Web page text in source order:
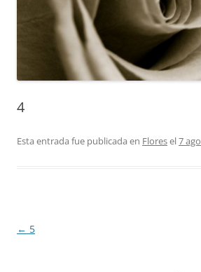
4
Esta entrada fue publicada en Floresel7
Navegación
← 5